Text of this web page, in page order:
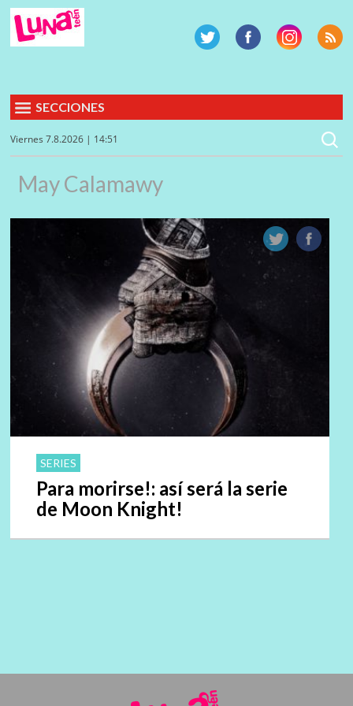
SECCIONES
Viernes 7.8.2026 | 14:51
May Calamawy
SERIES
Para morirse!: así será la serie
de Moon Knight!